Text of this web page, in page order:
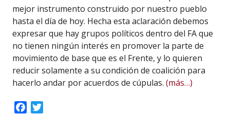
mejor instrumento construido por nuestro pueblo
hasta el día de hoy. Hecha esta aclaración debemos
expresar que hay grupos políticos dentro del FA que
no tienen ningún interés en promover la parte de
movimiento de base que es el Frente, y lo quieren
reducir solamente a su condición de coalición para
hacerlo andar por acuerdos de cúpulas. (más…)
Facebook